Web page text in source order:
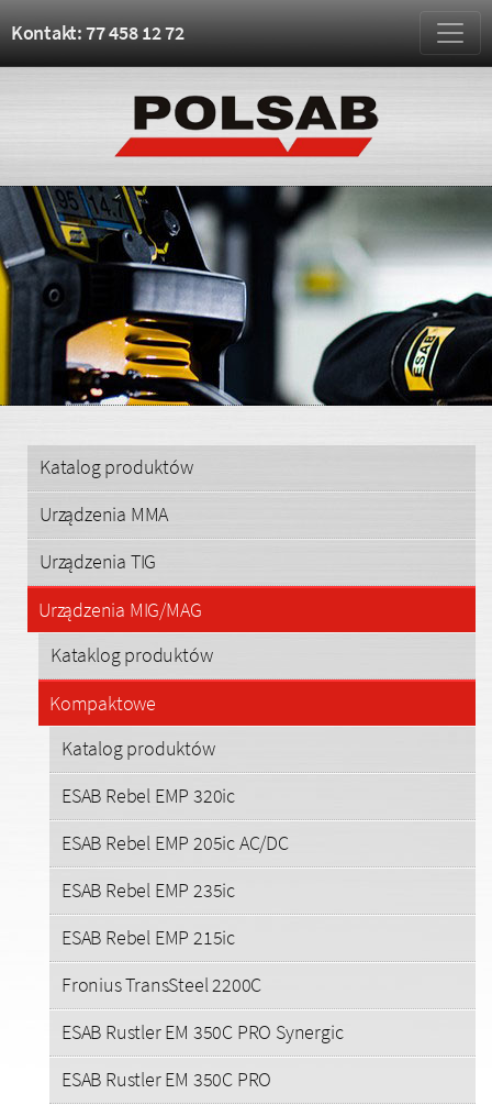
Kontakt: 77 458 12 72
Katalog produktów
Urządzenia MMA
Urządzenia TIG
Urządzenia MIG/MAG
Kataklog produktów
Kompaktowe
Katalog produktów
ESAB Rebel EMP 320ic
ESAB Rebel EMP 205ic AC/DC
ESAB Rebel EMP 235ic
ESAB Rebel EMP 215ic
Fronius TransSteel 2200C
ESAB Rustler EM 350C PRO Synergic
ESAB Rustler EM 350C PRO